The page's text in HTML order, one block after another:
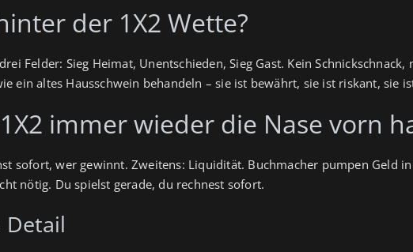
der 1X2 Wette?
Felder: Sieg Heimat, Unentschieden, Sieg Gast. Kein
ein altes Hausschwein behandeln – sie ist bewährt, sie ist riskant, sie
immer wieder die Nase vorn
sofort, wer gewinnt. Zweitens: Liquidität. Buchmacher pumpen Geld
nötig. Du spielst gerade, du rechnest sofort.
Detail